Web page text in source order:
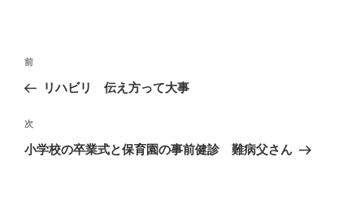
投
ナ
ビ
ゲ
前
の
稿
前
リハビリ 伝え方って大事
次
の
次
小学校の卒業式と保育園の事前健診 難病父さん